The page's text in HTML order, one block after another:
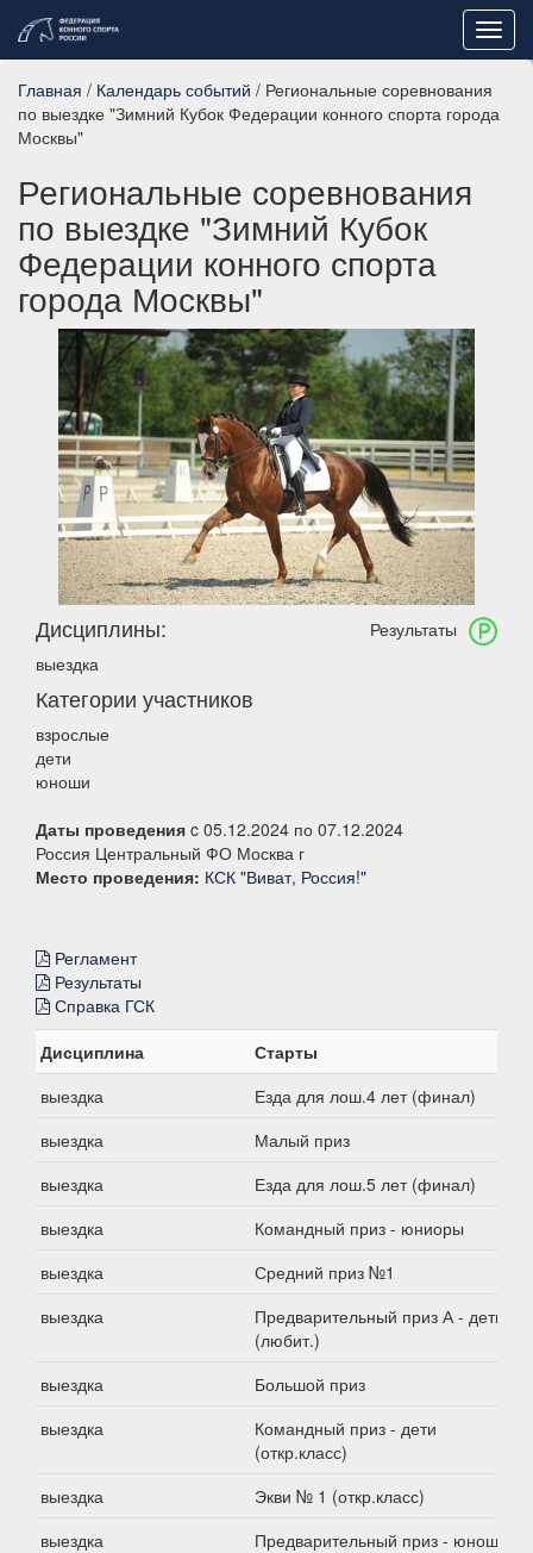
Главная / Календарь событий / Региональные соревнования
по выездке "Зимний Кубок Федерации конного спорта города
Москвы"
Региональные соревнования
по выездке "Зимний Кубок
Федерации конного спорта
города Москвы"
Результаты
Дисциплины:
выездка
Категории участников
взрослые
дети
юноши
Даты проведения c 05.12.2024 по 07.12.2024
Россия Центральный ФО Москва г
Место проведения: КСК "Виват, Россия!"
Регламент
Результаты
Справка ГСК
Дисциплина
Старты
выездка
Езда для лош.4 лет (финал)
выездка
Малый приз
выездка
Езда для лош.5 лет (финал)
выездка
Командный приз - юниоры
выездка
Средний приз №1
выездка
Предварительный приз А - дети
(любит.)
выездка
Большой приз
выездка
Командный приз - дети
(откр.класс)
выездка
Экви № 1 (откр.класс)
выездка
Предварительный приз - юноши